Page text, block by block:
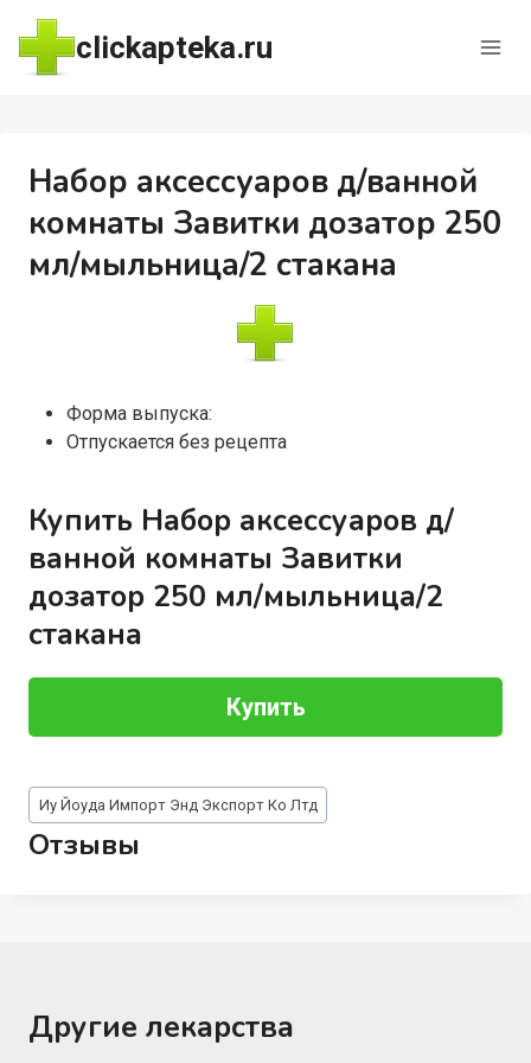
Перейти
содержимому
clickapteka.ru
Набор аксессуаров д/ванной
комнаты Завитки дозатор 250
мл/мыльница/2 стакана
Форма выпуска:
Отпускается без рецепта
Купить Набор аксессуаров д/
ванной комнаты Завитки
дозатор 250 мл/мыльница/2
стакана
Купить
Метки
записи:
Иу Йоуда Импорт Энд Экспорт Ко Лтд
Отзывы
Другие лекарства